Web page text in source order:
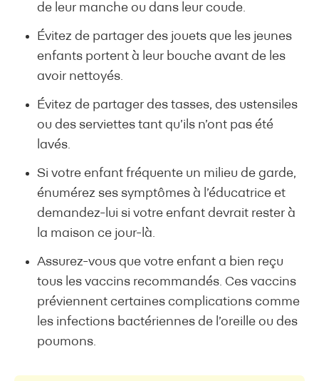
de leur manche ou dans leur coude.
Évitez de partager des jouets que les jeunes
enfants portent à leur bouche avant de les
avoir nettoyés.
Évitez de partager des tasses, des ustensiles
ou des serviettes tant qu’ils n’ont pas été
lavés.
Si votre enfant fréquente un milieu de garde,
énumérez ses symptômes à l’éducatrice et
demandez-lui si votre enfant devrait rester à
la maison ce jour-là.
Assurez-vous que votre enfant a bien reçu
tous les vaccins recommandés. Ces vaccins
préviennent certaines complications comme
les infections bactériennes de l’oreille ou des
poumons.